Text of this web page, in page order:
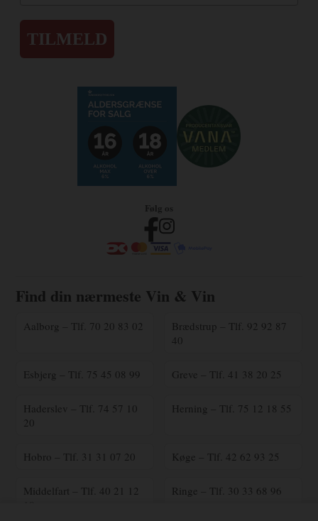
TILMELD
Følg os
Find din nærmeste Vin & Vin
Aalborg – Tlf. 70 20 83 02
Brædstrup – Tlf. 92 92 87
40
Esbjerg – Tlf. 75 45 08 99 Greve – Tlf. 41 38 20 25
Haderslev – Tlf. 74 57 10
20
Herning – Tlf. 75 12 18 55
Hobro – Tlf. 31 31 07 20 Køge – Tlf. 42 62 93 25
Middelfart – Tlf. 40 21 12
Ringe – Tlf. 30 33 68 96